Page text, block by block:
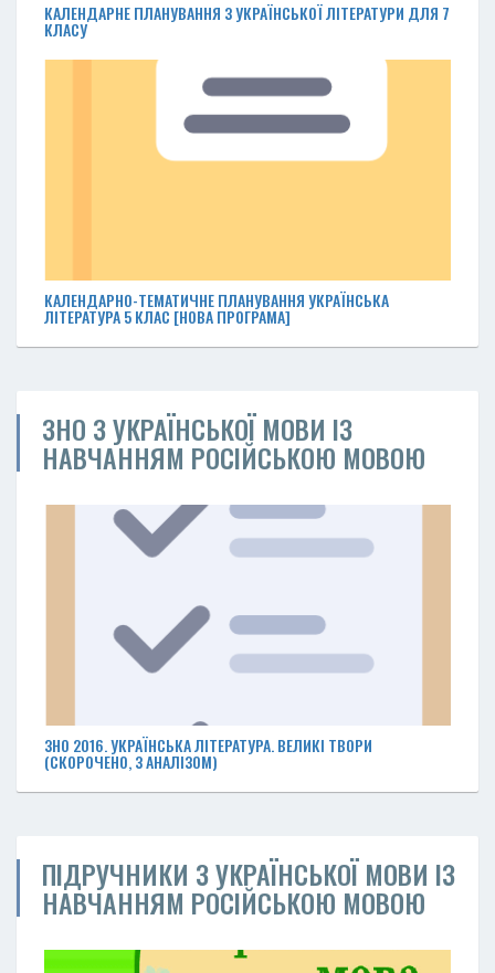
КАЛЕНДАРНЕ ПЛАНУВАННЯ З УКРАЇНСЬКОЇ ЛІТЕРАТУРИ ДЛЯ 7
КЛАСУ
КАЛЕНДАРНО-ТЕМАТИЧНЕ ПЛАНУВАННЯ УКРАЇНСЬКА
ЛІТЕРАТУРА 5 КЛАС [НОВА ПРОГРАМА]
ЗНО З УКРАЇНСЬКОЇ МОВИ ІЗ
НАВЧАННЯМ РОСІЙСЬКОЮ МОВОЮ
ЗНО 2016. УКРАЇНСЬКА ЛІТЕРАТУРА. ВЕЛИКІ ТВОРИ
(СКОРОЧЕНО, З АНАЛІЗОМ)
ПІДРУЧНИКИ З УКРАЇНСЬКОЇ МОВИ ІЗ
НАВЧАННЯМ РОСІЙСЬКОЮ МОВОЮ